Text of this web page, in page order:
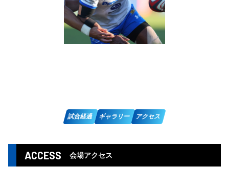
試合経過 ギャラリー アクセス
ACCESS 会場アクセス